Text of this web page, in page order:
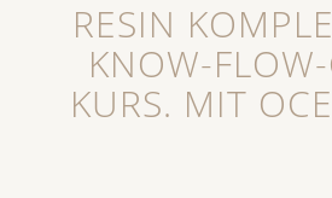
RESIN
KNOW-
KURS. MIT